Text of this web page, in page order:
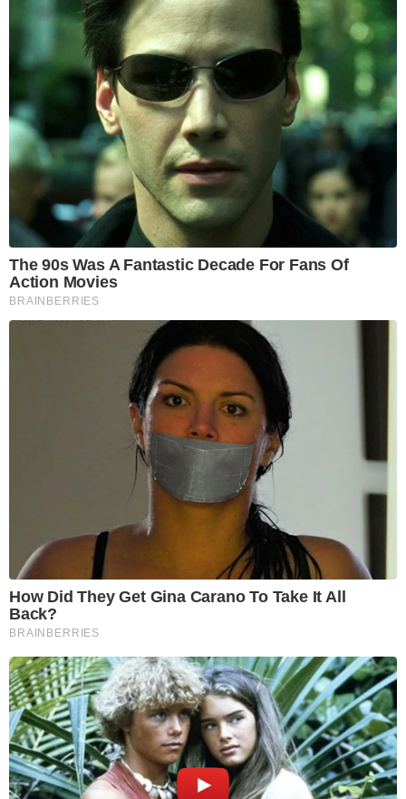
The 90s Was A Fantastic Decade For Fans Of
Action Movies
BRAINBERRIES
How Did They Get Gina Carano To Take It All
Back?
BRAINBERRIES